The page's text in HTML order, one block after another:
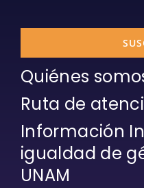
Quiénes
Ruta de
Información
igualdad de
UNAM